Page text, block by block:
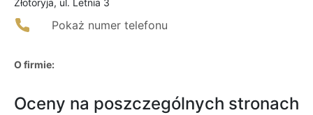
Złotoryja, ul. Letnia 3
Pokaż numer telefonu
O firmie:
Oceny na poszczególnych stronach